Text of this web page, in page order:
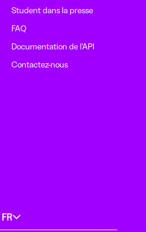
Student dans la presse
FAQ
Documentation de l'API
Contactez-nous
FR